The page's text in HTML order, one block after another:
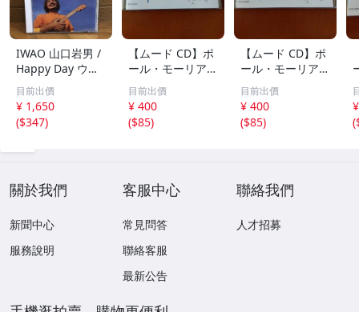
IWAO 山口岩男 /
Happy Day ウク
レレ・アルバム
傑作 廃盤CD 稀少
品 帯付 ケツメイ
シ / Ryoji / 馬場
目前出價
¥ 1,650
($347)
【ムード CD】ポ
ール・モーリア /
世界のロック・ポ
ップス・ヒット集
レット・イット・
ビー、ヘイ・ジュ
目前出價
¥ 400
($85)
【ムード CD】ポ
ール・モーリア /
フレンチ・ポップ
ス集 雪が降る、
シバの女王、愛の
休日、あなたのと
目前出價
¥ 400
($85)
(
關於我們
新聞中心
服務說明
客服中心
常見問答
聯絡客服
最新公告
聯絡我們
人才招募